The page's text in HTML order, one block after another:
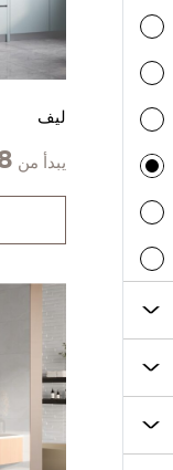
ليف
يبدأ من